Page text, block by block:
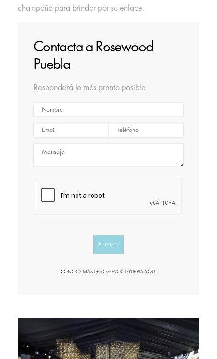
champaña para brindar por su enlace.
Contacta a Rosewood
Puebla
Responderá lo más pronto posible
ENVIAR
CONOCE MÁS DE ROSEWOOD PUEBLA AQUÍ.